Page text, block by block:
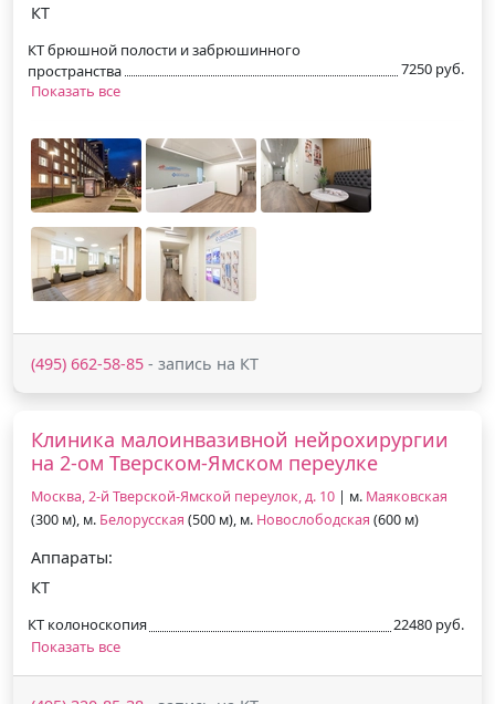
КТ
КТ брюшной полости и забрюшинного
пространства
7250 руб.
Показать все
(495) 662-58-85 - запись на КТ
Клиника малоинвазивной нейрохирургии
на 2-ом Тверском-Ямском переулке
Москва, 2-й Тверской-Ямской переулок, д. 10 | м. Маяковская
(300 м), м. Белорусская (500 м), м. Новослободская (600 м)
Аппараты:
КТ
КТ колоноскопия
22480 руб.
Показать все